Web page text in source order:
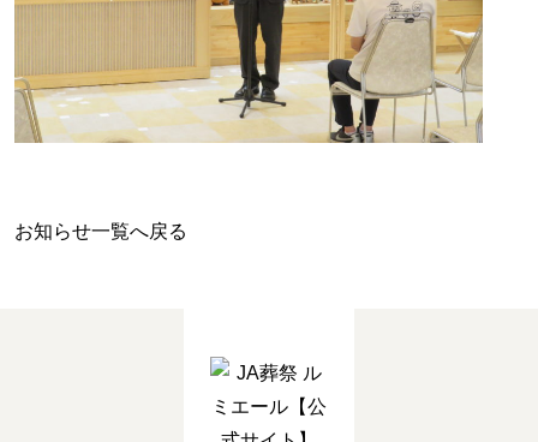
お知らせ一覧へ戻る